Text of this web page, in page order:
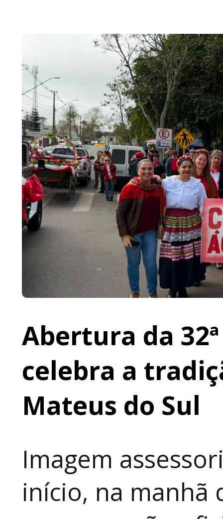
Abertura da
celebra a
Mateus do Sul
Imagem
início, na manhã